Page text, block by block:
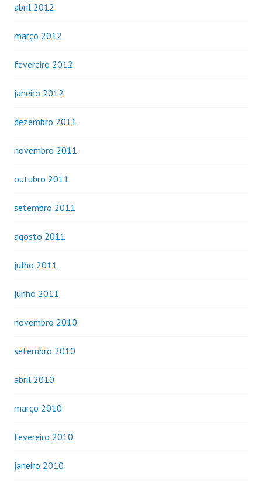
abril 2012
março 2012
fevereiro 2012
janeiro 2012
dezembro 2011
novembro 2011
outubro 2011
setembro 2011
agosto 2011
julho 2011
junho 2011
novembro 2010
setembro 2010
abril 2010
março 2010
fevereiro 2010
janeiro 2010